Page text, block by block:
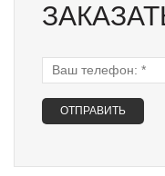
Ваш телефон: